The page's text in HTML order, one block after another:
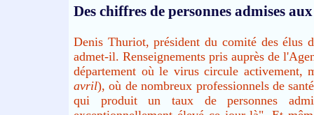
Des chiffres de personnes admises
Denis Thuriot, président du comité des élus
admet-il. Renseignements pris auprès de
département où le virus circule activement,
avril), où de nombreux professionnels de
qui produit un taux de personnes